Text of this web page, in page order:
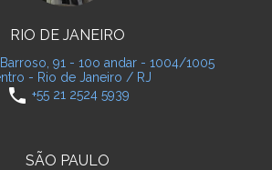
RIO DE JANEIRO
91 - 10o andar - 1004/1005
- Rio de Janeiro / RJ
phone +55 21 2524 5939
SÃO PAULO